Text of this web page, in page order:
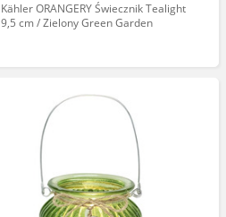
Kähler ORANGERY Świecznik Tealight
9,5 cm / Zielony Green Garden